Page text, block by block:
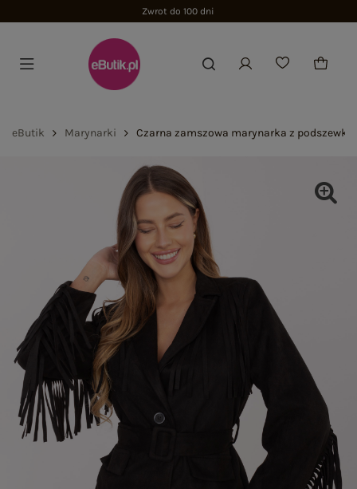
Zwrot do 100 dni
eButik Marynarki Czarna zamszowa marynarka z podszewką